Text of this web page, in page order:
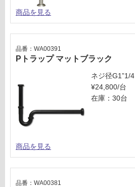
商品を見る
Pトラップ マットブラック
品番：WA00391
ネジ径G1”1/4
¥24,800/台
在庫：30台
商品を見る
品番：WA00381